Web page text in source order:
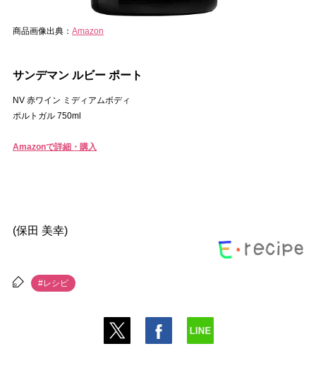
商品画像出典： Amazon
サンデマン ルビー ポート
NV 赤ワイン ミディアムボディ
ポルトガル 750ml
Amazonで詳細・購入
(保田 美幸)
#レシピ